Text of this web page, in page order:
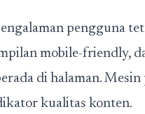
pengguna
mobile-friendly,
di halaman.
kualitas konten.